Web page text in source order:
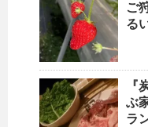
ご
る
『
ぶ
ラ